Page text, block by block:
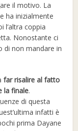
il motivo. La
ha inizialmente
l’altra coppia
Nonostante ci
di non mandare in
far risalire al fatto
la finale.
di questa
infatti è
prima Dayane